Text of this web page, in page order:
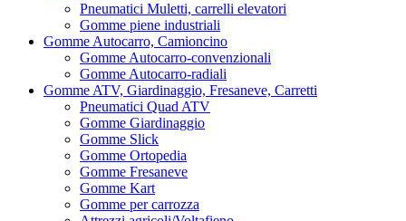
Pneumatici Muletti, carrelli elevatori
Gomme piene industriali
Gomme Autocarro, Camioncino
Gomme Autocarro-convenzionali
Gomme Autocarro-radiali
Gomme ATV, Giardinaggio, Fresaneve, Carretti
Pneumatici Quad ATV
Gomme Giardinaggio
Gomme Slick
Gomme Ortopedia
Gomme Fresaneve
Gomme Kart
Gomme per carrozza